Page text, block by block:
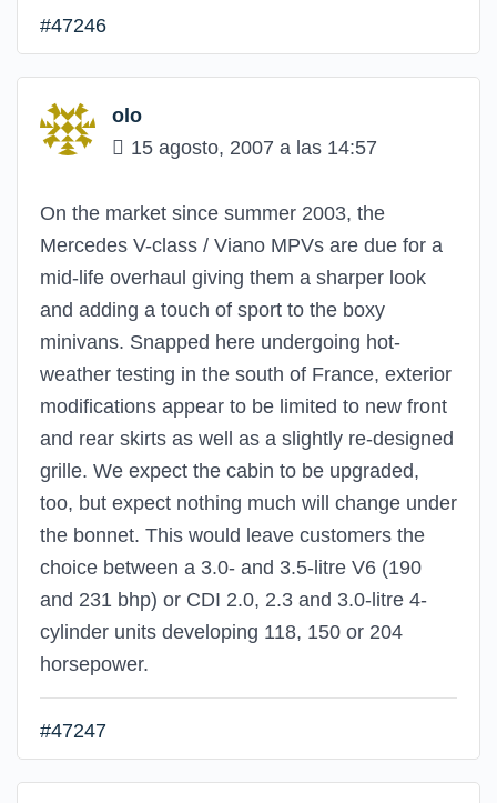
#47246
olo
15 agosto, 2007 a las 14:57
On the market since summer 2003, the
Mercedes V-class / Viano MPVs are due for a
mid-life overhaul giving them a sharper look
and adding a touch of sport to the boxy
minivans. Snapped here undergoing hot-
weather testing in the south of France, exterior
modifications appear to be limited to new front
and rear skirts as well as a slightly re-designed
grille. We expect the cabin to be upgraded,
too, but expect nothing much will change under
the bonnet. This would leave customers the
choice between a 3.0- and 3.5-litre V6 (190
and 231 bhp) or CDI 2.0, 2.3 and 3.0-litre 4-
cylinder units developing 118, 150 or 204
horsepower.
#47247